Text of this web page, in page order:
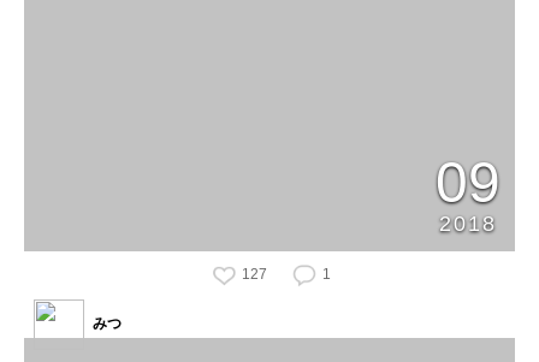
09
2018
127 1
みつ